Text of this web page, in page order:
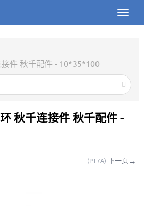
Toggle
件 秋千配件 - 10*35*100
秋千连接件 秋千配件 -
(PT7A) 下一页 →